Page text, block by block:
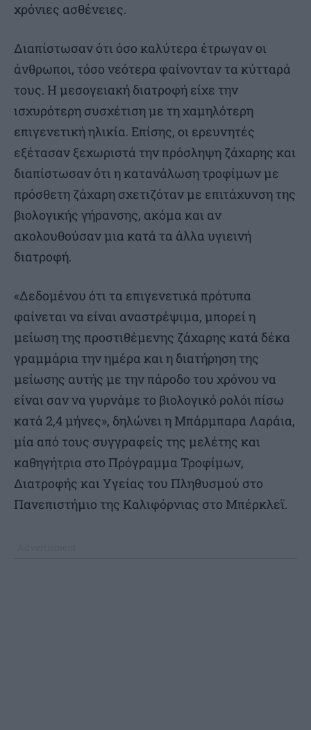
χρόνιες ασθένειες.
Διαπίστωσαν ότι όσο καλύτερα έτρωγαν οι
άνθρωποι, τόσο νεότερα φαίνονταν τα κύτταρά
τους. Η μεσογειακή διατροφή είχε την
ισχυρότερη συσχέτιση με τη χαμηλότερη
επιγενετική ηλικία. Επίσης, οι ερευνητές
εξέτασαν ξεχωριστά την πρόσληψη ζάχαρης και
διαπίστωσαν ότι η κατανάλωση τροφίμων με
πρόσθετη ζάχαρη σχετιζόταν με επιτάχυνση της
βιολογικής γήρανσης, ακόμα και αν
ακολουθούσαν μια κατά τα άλλα υγιεινή
διατροφή.
«Δεδομένου ότι τα επιγενετικά πρότυπα
φαίνεται να είναι αναστρέψιμα, μπορεί η
μείωση της προστιθέμενης ζάχαρης κατά δέκα
γραμμάρια την ημέρα και η διατήρηση της
μείωσης αυτής με την πάροδο του χρόνου να
είναι σαν να γυρνάμε το βιολογικό ρολόι πίσω
κατά 2,4 μήνες», δηλώνει η Μπάρμπαρα Λαράια,
μία από τους συγγραφείς της μελέτης και
καθηγήτρια στο Πρόγραμμα Τροφίμων,
Διατροφής και Υγείας του Πληθυσμού στο
Πανεπιστήμιο της Καλιφόρνιας στο Μπέρκλεϊ.